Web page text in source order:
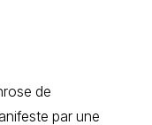
de
par une